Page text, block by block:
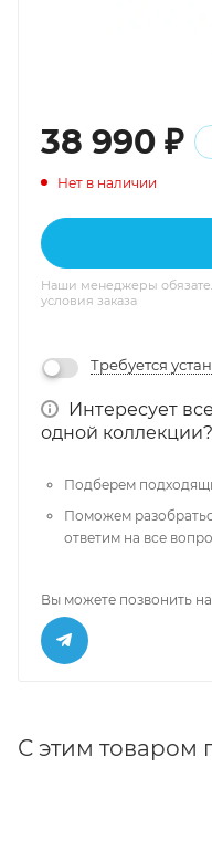
38 990 ₽
Нет в наличии
Наши менеджеры
условия заказа
Требуется
Интересует
одной коллекции?
Подберем
Поможем
ответим на все
Вы можете позвонить
С этим товаром